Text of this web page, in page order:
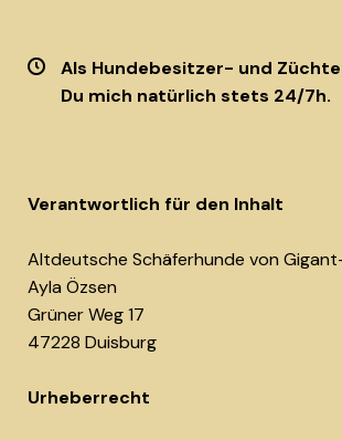
Als Hundebesitzer- und
Du mich natürlich stets 24/7h.
Verantwortlich für den Inhalt
Altdeutsche Schäferhunde von
Ayla Özsen
Grüner Weg 17
47228 Duisburg
Urheberrecht